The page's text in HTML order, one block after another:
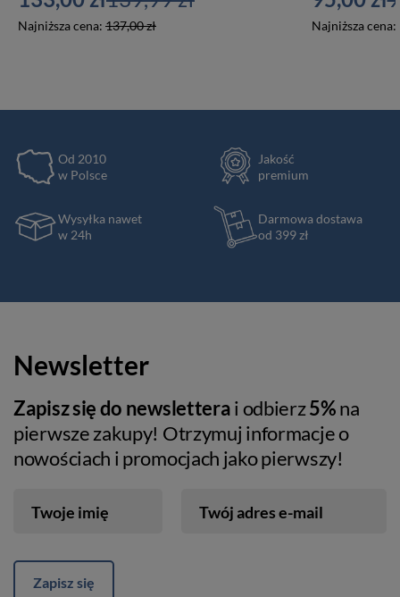
Najniższa cena: 137,00 zł Najniższa cena:
Od 2010
w Polsce
Jakość
premium
Wysyłka nawet
w 24h
Darmowa dostawa
od 399 zł
Newsletter
Zapisz się do newsletterai odbierz5%na
pierwsze zakupy! Otrzymuj informacje o
nowościach i promocjach jako pierwszy!
Twoje imię Twój adres e-mail
Zapisz się